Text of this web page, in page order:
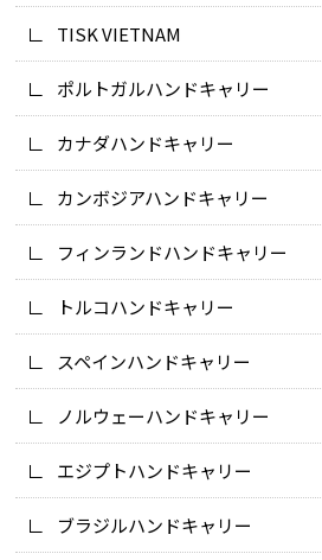
TISK VIETNAM
ポルトガルハンドキャリー
カナダハンドキャリー
カンボジアハンドキャリー
フィンランドハンドキャリー
トルコハンドキャリー
スペインハンドキャリー
ノルウェーハンドキャリー
エジプトハンドキャリー
ブラジルハンドキャリー